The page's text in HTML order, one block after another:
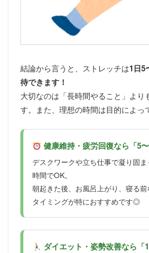
結論から言うと、ストレッチは1日5
待できます！
大切なのは「長時間やること」より
す。また、理想の時間は目的によっ
健康維持・疲労回復なら「5〜
デスクワークや立ち仕事で凝り固
時間でOK。
朝起きた後、お風呂上がり、寝る
タイミングが特におすすめです◎
ダイエット・姿勢改善なら「